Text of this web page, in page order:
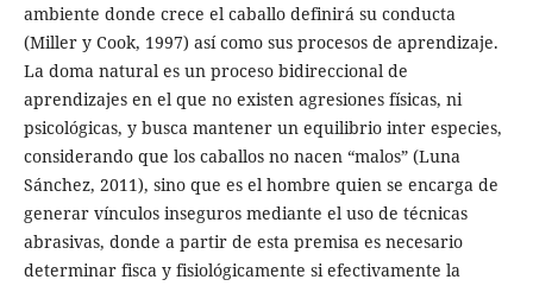
ambiente donde crece el caballo definirá su conducta
(Miller y Cook, 1997) así como sus procesos de aprendizaje.
La doma natural es un proceso bidireccional de
aprendizajes en el que no existen agresiones físicas, ni
psicológicas, y busca mantener un equilibrio inter especies,
considerando que los caballos no nacen “malos” (Luna
Sánchez, 2011), sino que es el hombre quien se encarga de
generar vínculos inseguros mediante el uso de técnicas
abrasivas, donde a partir de esta premisa es necesario
determinar fisca y fisiológicamente si efectivamente la